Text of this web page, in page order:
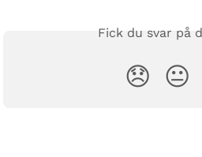
Fick du svar på
😞 😐